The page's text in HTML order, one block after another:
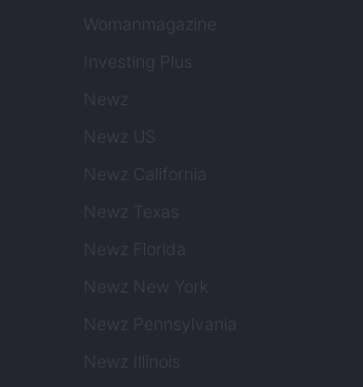
Womanmagazine
Investing Plus
Newz
Newz US
Newz California
Newz Texas
Newz Florida
Newz New York
Newz Pennsylvania
Newz Illinois